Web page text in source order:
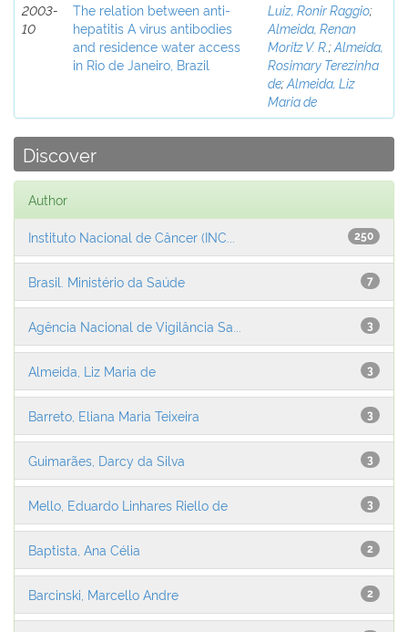
2003-
10
The relation between anti-
hepatitis A virus antibodies
and residence water access
in Rio de Janeiro, Brazil
Luiz, Ronir Raggio;
Almeida, Renan
Moritz V. R.;Almeida,
Rosimary Terezinha
de;Almeida, Liz
Maria de
Discover
Author
250
Instituto Nacional de Câncer (INC...
7
Brasil. Ministério da Saúde
3
Agência Nacional de Vigilância Sa...
3
Almeida, Liz Maria de
3
Barreto, Eliana Maria Teixeira
3
Guimarães, Darcy da Silva
3
Mello, Eduardo Linhares Riello de
2
Baptista, Ana Célia
2
Barcinski, Marcello Andre